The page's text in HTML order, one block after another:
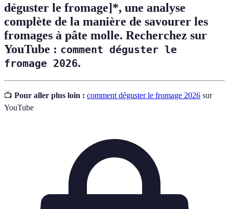
déguster le fromage]*, une analyse
complète de la manière de savourer les
fromages à pâte molle. Recherchez sur
YouTube : comment déguster le
fromage 2026.
📺 Pour aller plus loin : comment déguster le fromage 2026 sur
YouTube